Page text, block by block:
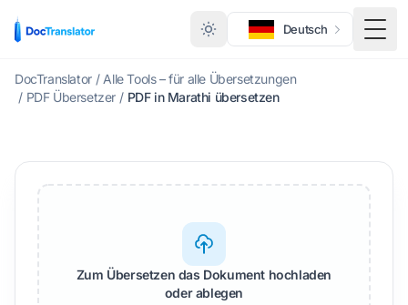
Deutsch
DocTranslator / Alle Tools – für alle Übersetzungen
/ PDF Übersetzer / PDF in Marathi übersetzen
Zum Übersetzen das Dokument hochladen
oder ablegen